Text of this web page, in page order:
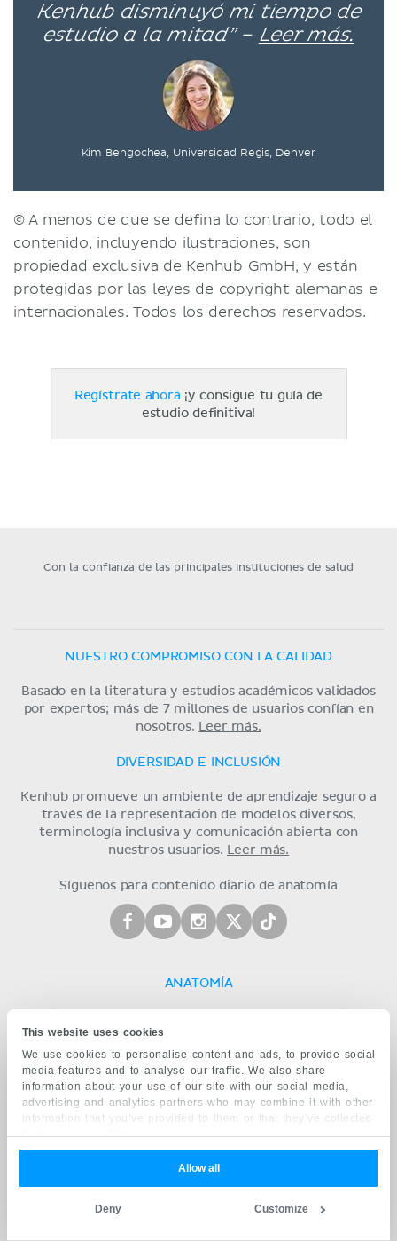
This website uses cookies
We use cookies to personalise content and ads, to provide social
media features and to analyse our traffic. We also share
information about your use of our site with our social media,
advertising and analytics partners who may combine it with other
information that you’ve provided to them or that they’ve collected
from your use of their services.
Allow all
Customize
Deny
Kenhub disminuyó mi tiempo de
estudio a la mitad” – Leer más.
Kim Bengochea, Universidad Regis, Denver
© A menos de que se defina lo contrario, todo el
contenido, incluyendo ilustraciones, son
propiedad exclusiva de Kenhub GmbH, y están
protegidas por las leyes de copyright alemanas e
internacionales. Todos los derechos reservados.
Regístrate ahora ¡y consigue tu guía de
estudio definitiva!
Con la confianza de las principales instituciones de salud
NUESTRO COMPROMISO CON LA CALIDAD
Basado en la literatura y estudios académicos validados
por expertos; más de 7 millones de usuarios confían en
nosotros.
Leer más.
DIVERSIDAD E INCLUSIÓN
Kenhub promueve un ambiente de aprendizaje seguro a
través de la representación de modelos diversos,
terminología inclusiva y comunicación abierta con
nuestros usuarios.
Leer más.
Síguenos para contenido diario de anatomía
ANATOMÍA
Miembro superior
Miembro inferior
Columna y espalda
Tórax
Abdomen y pelvis
Cabeza y cuello
Neuroanatomía
Anatomía radiológica
FISIOLOGÍA